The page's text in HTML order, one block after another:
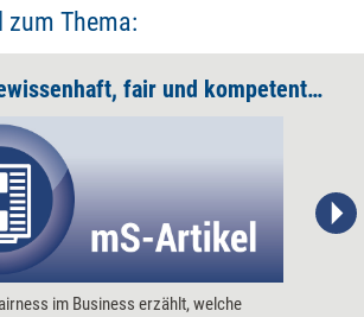
Thema:
'Arbeite stets gewissenhaft, fair und kompetent. Wo das nicht geht, lass die Finger davon.'
im Business erzählt, welche